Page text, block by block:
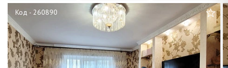
Код - 260890